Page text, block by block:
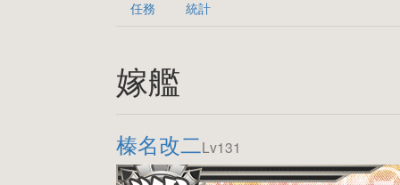
任務 統計
嫁艦
榛名改二Lv131